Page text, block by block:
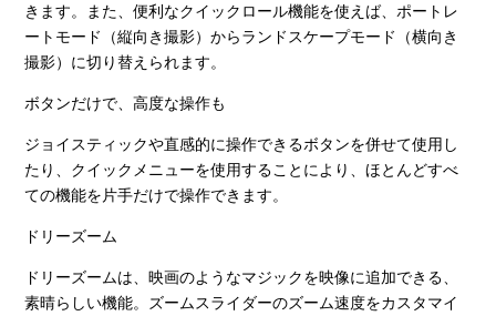
きます。また、便利なクイックロール機能を使えば、ポートレ
ートモード（縦向き撮影）からランドスケープモード（横向き
撮影）に切り替えられます。
ボタンだけで、高度な操作も
ジョイスティックや直感的に操作できるボタンを併せて使用し
たり、クイックメニューを使用することにより、ほとんどすべ
ての機能を片手だけで操作できます。
ドリーズーム
ドリーズームは、映画のようなマジックを映像に追加できる、
素晴らしい機能。ズームスライダーのズーム速度をカスタマイ